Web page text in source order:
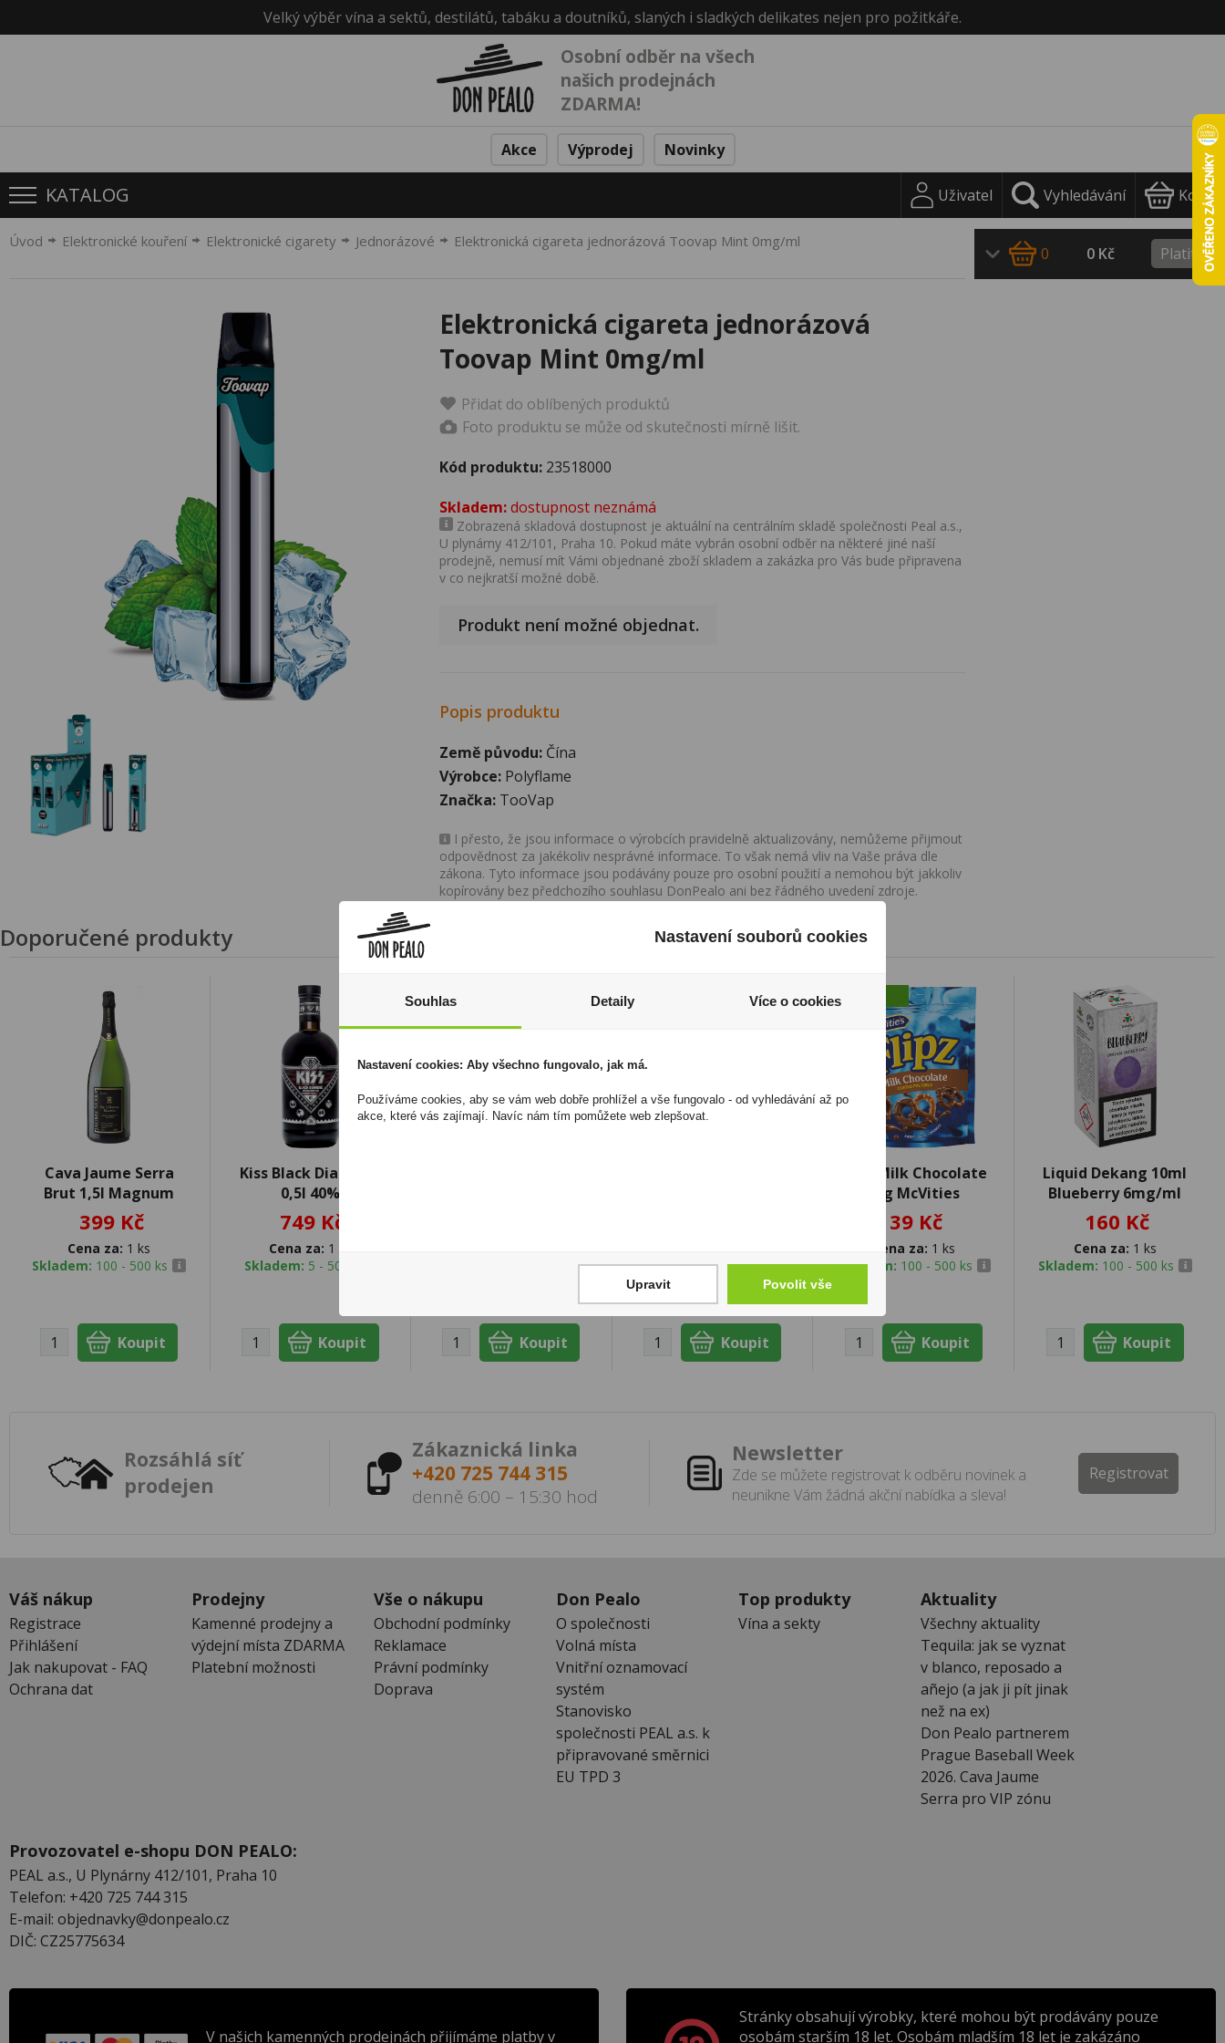
Velký výběr vína a sektů, destilátů, tabáku a doutníků, slaných i sladkých delikates nejen pro požitkáře.
Osobní odběr na všech
našich prodejnách
ZDARMA!
Akce Výprodej Novinky
KATALOG Uživatel Vyhledávání Košík
Úvod Elektronické kouření Elektronické cigarety Jednorázové Elektronická cigareta jednorázová Toovap Mint 0mg/ml
Elektronická cigareta jednorázová
Toovap Mint 0mg/ml
Přidat do oblíbených produktů
Foto produktu se může od skutečnosti mírně lišit.
Kód produktu: 23518000
Skladem:dostupnost neznámá
Zobrazená skladová dostupnost je aktuální na centrálním skladě společnosti Peal a.s.,
U plynárny 412/101, Praha 10. Pokud máte vybrán osobní odběr na některé jiné naší
prodejně, nemusí mít Vámi objednané zboží skladem a zakázka pro Vás bude připravena
v co nejkratší možné době.
Produkt není možné objednat.
Popis produktu
Země původu: Čína
Výrobce: Polyflame
Značka: TooVap
I přesto, že jsou informace o výrobcích pravidelně aktualizovány, nemůžeme přijmout
odpovědnost za jakékoliv nesprávné informace. To však nemá vliv na Vaše práva dle
zákona. Tyto informace jsou podávány pouze pro osobní použití a nemohou být jakkoliv
kopírovány bez předchozího souhlasu DonPealo ani bez řádného uvedení zdroje.
0 0 Kč Platit
Doporučené produkty
Cava Jaume Serra
Brut 1,5l Magnum
399 Kč
Cena za: 1 ks
Skladem: 100 - 500 ks
Kiss Black Diamond
0,5l 40%
749 Kč
Cena za: 1 ks
Skladem: 5 - 50 ks
Skladem:100 - 500 ks
novinka
Flipz Milk Chocolate
70g McVities
39 Kč
Cena za: 1 ks
Skladem: 100 - 500 ks
Liquid Dekang 10ml
Blueberry 6mg/ml
160 Kč
Cena za: 1 ks
Skladem: 100 - 500 ks
Rozsáhlá síť
prodejen
Zákaznická linka
+420 725 744 315
denně 6:00 – 15:30 hod
Newsletter
Zde se můžete registrovat k odběru novinek a
neunikne Vám žádná akční nabídka a sleva!
Registrovat
Váš nákup
Registrace
Přihlášení
Jak nakupovat - FAQ
Ochrana dat
Prodejny
Kamenné prodejny a
výdejní místa ZDARMA
Platební možnosti
Vše o nákupu
Obchodní podmínky
Reklamace
Právní podmínky
Doprava
Don Pealo
O společnosti
Volná místa
Vnitřní oznamovací
systém
Stanovisko
společnosti PEAL a.s. k
připravované směrnici
EU TPD 3
Top produkty
Vína a sekty
Aktuality
Všechny aktuality
Tequila: jak se vyznat
v blanco, reposado a
añejo (a jak ji pít jinak
než na ex)
Don Pealo partnerem
Prague Baseball Week
2026. Cava Jaume
Serra pro VIP zónu
Provozovatel e-shopu DON PEALO:
PEAL a.s., U Plynárny 412/101, Praha 10
Telefon: +420 725 744 315
E-mail: objednavky@donpealo.cz
DIČ: CZ25775634
V našich kamenných prodejnách přijímáme platby v
Stránky obsahují výrobky, které mohou být prodávány pouze
osobám starším 18 let. Osobám mladším 18 let je zakázáno
Nastavení souborů cookies
Souhlas Detaily Více o cookies
Nastavení cookies: Aby všechno fungovalo, jak má.
Používáme cookies, aby se vám web dobře prohlížel a vše fungovalo - od vyhledávání až po
akce, které vás zajímají. Navíc nám tím pomůžete web zlepšovat.
Upravit Povolit vše